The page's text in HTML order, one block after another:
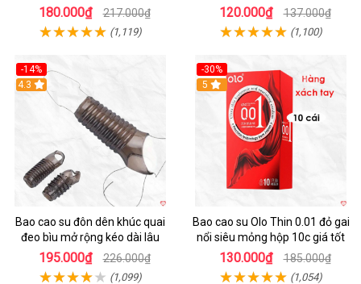
cái
180.000₫ 217.000₫
(1,119)
cảm
120.000₫ 137.000₫
(1,100)
-14%
4.3
Bao cao su đôn dên khúc quai
đeo bìu mở rộng kéo dài lâu
195.000₫ 226.000₫
(1,099)
-30%
5
Bao cao su Olo Thin 0.01 đỏ gai
nổi siêu mỏng hộp 10c giá tốt
130.000₫ 185.000₫
(1,054)